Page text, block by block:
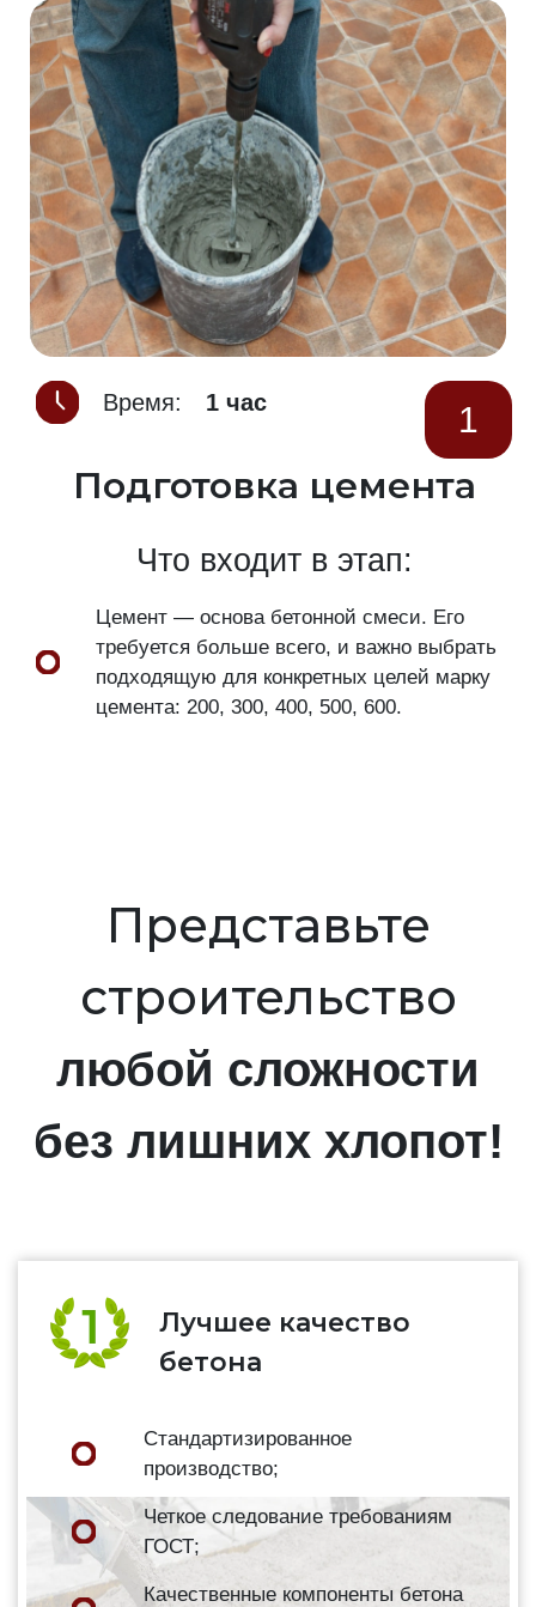
Время: 1 час 1
Подготовка цемента
Что входит в этап:
Цемент — основа бетонной смеси. Его
требуется больше всего, и важно выбрать
подходящую для конкретных целей марку
цемента: 200, 300, 400, 500, 600.
Представьте
строительство
любой сложности
без лишних хлопот!
Лучшее качество
бетона
Стандартизированное
производство;
Четкое следование требованиям
ГОСТ;
Качественные компоненты бетона